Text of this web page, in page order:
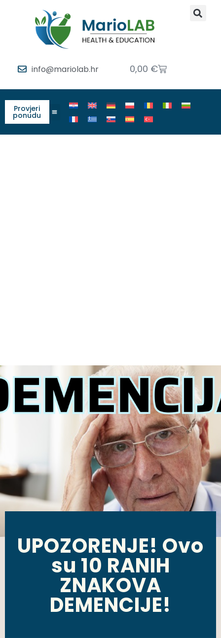
info@mariolab.hr 0,00 €
Provjeri
ponudu
UPOZORENJE! Ovo
su 10 RANIH
ZNAKOVA
DEMENCIJE!